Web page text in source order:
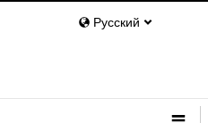
Русский